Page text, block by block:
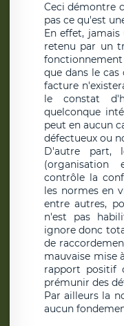
Ceci démontre
pas ce qu'est
En effet,
retenu par un
que dans le
facture
le constat
quelconque
peut en aucun
défectueux ou
D'autre part,
(organisation
contrôle la
les normes en
entre autres,
n'est pas
ignore donc
de
mauvaise mise
rapport positif
prémunir des
Par ailleurs la
aucun